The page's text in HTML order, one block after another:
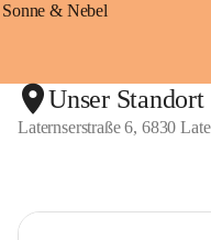
Sonne & Nebel
Unser Standort
Laternserstraße 6, 6830